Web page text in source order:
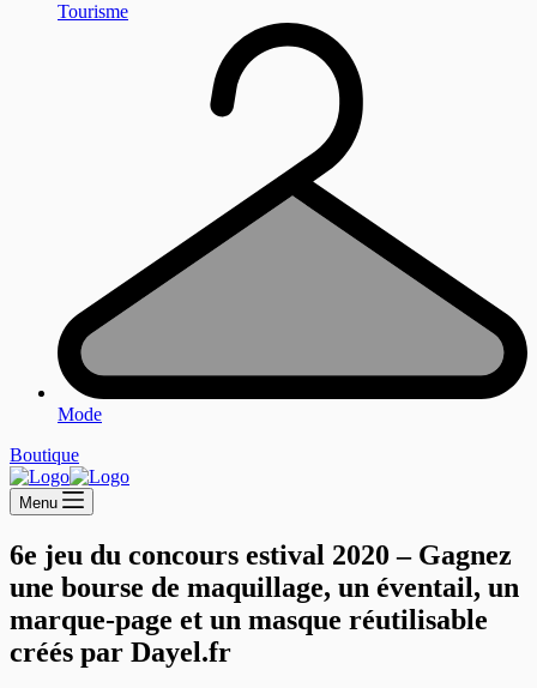
Tourisme
Mode
Boutique
Menu
6e jeu du concours estival 2020 – Gagnez
une bourse de maquillage, un éventail, un
marque-page et un masque réutilisable
créés par Dayel.fr